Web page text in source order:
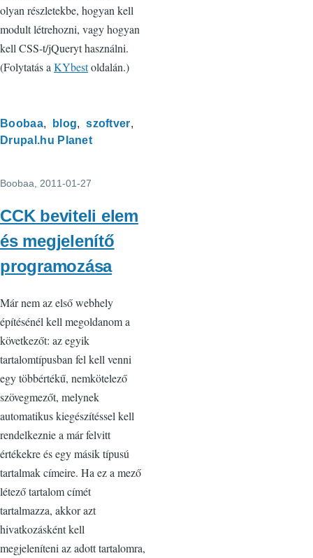
olyan részletekbe, hogyan kell
modult létrehozni, vagy hogyan
kell CSS-t/jQueryt használni.
(Folytatás a KYbestoldalán.)
Boobaa blog
szoftver
Drupal.hu Planet
Boobaa , 2011-01-27
CCK beviteli elem
és megjelenítő
programozása
Már nem az első webhely
építésénél kell megoldanom a
következőt: az egyik
tartalomtípusban fel kell venni
egy többértékű, nemkötelező
szövegmezőt, melynek
automatikus kiegészítéssel kell
rendelkeznie a már felvitt
értékekre és egy másik típusú
tartalmak címeire. Ha ez a mező
létező tartalom címét
tartalmazza, akkor azt
hivatkozásként kell
megjeleníteni az adott tartalomra,